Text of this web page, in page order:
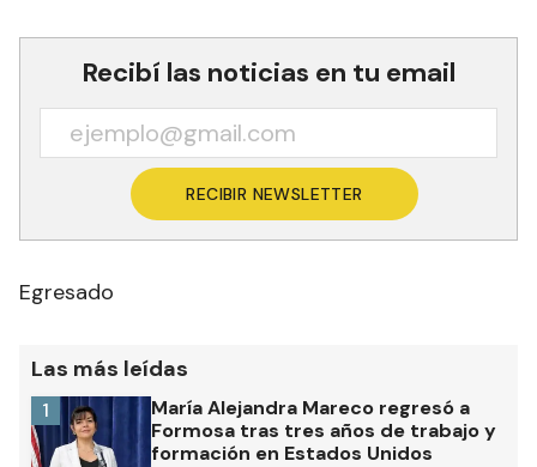
Recibí las noticias en tu email
RECIBIR NEWSLETTER
Egresado
Las más leídas
María Alejandra Mareco regresó a
Formosa tras tres años de trabajo y
formación en Estados Unidos
1